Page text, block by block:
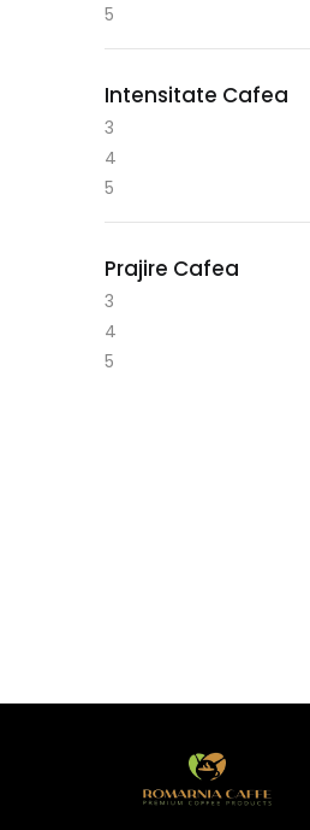
5
Intensitate Cafea
3
4
5
Prajire Cafea
3
4
5